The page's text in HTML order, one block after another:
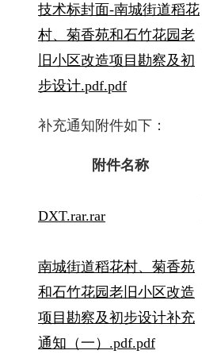
技术标封面-南城街道稻花
村、菊香苑和石竹花园老
旧小区改造项目勘察及初
步设计.pdf.pdf
补充通知附件如下：
附件名称
DXT.rar.rar
南城街道稻花村、菊香苑
和石竹花园老旧小区改造
项目勘察及初步设计补充
通知（一）.pdf.pdf